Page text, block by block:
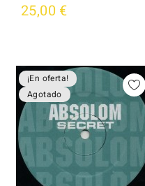
25,00 €
¡En oferta!
Agotado